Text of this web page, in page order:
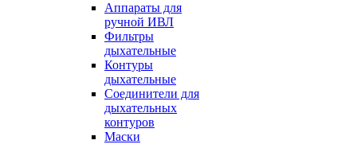
Аппараты для
ручной ИВЛ
Фильтры
дыхательные
Контуры
дыхательные
Соединители для
дыхательных
контуров
Маски